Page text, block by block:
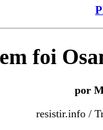
foi
por
resistir.info /